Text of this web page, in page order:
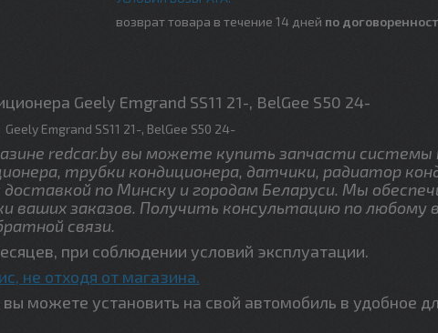
возврат товара в течение 14 дней по
Geely Emgrand SS11 21-, BelGee S50 24-
Geely Emgrand SS11 21-, BelGee S50 24-
redcar.by вы можете купить запчасти системы
трубки кондиционера, датчики, радиатор
доставкой по Минску и городам Беларуси. Мы
ваших заказов. Получить консультацию по любому
связи.
при соблюдении условий эксплуатации.
не отходя от магазина.
можете установить на свой автомобиль в удобное